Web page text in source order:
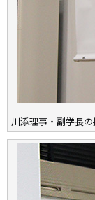
川添理事・副学長の